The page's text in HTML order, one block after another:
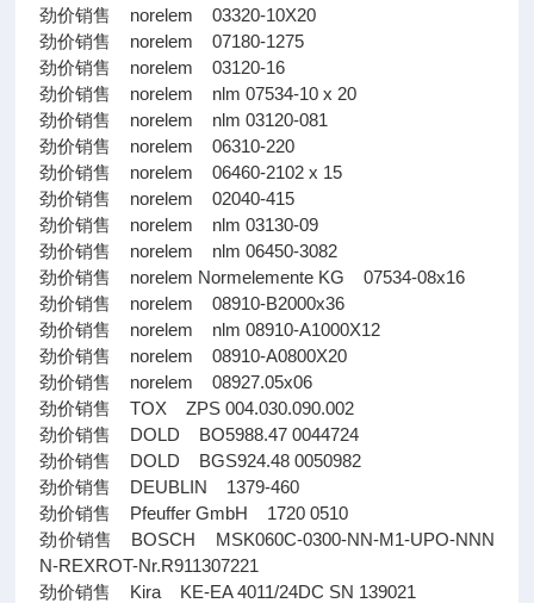
劲价销售 norelem 03320-10X20
劲价销售 norelem 07180-1275
劲价销售 norelem 03120-16
劲价销售 norelem nlm 07534-10 x 20
劲价销售 norelem nlm 03120-081
劲价销售 norelem 06310-220
劲价销售 norelem 06460-2102 x 15
劲价销售 norelem 02040-415
劲价销售 norelem nlm 03130-09
劲价销售 norelem nlm 06450-3082
劲价销售 norelem Normelemente KG 07534-08x16
劲价销售 norelem 08910-B2000x36
劲价销售 norelem nlm 08910-A1000X12
劲价销售 norelem 08910-A0800X20
劲价销售 norelem 08927.05x06
劲价销售 TOX ZPS 004.030.090.002
劲价销售 DOLD BO5988.47 0044724
劲价销售 DOLD BGS924.48 0050982
劲价销售 DEUBLIN 1379-460
劲价销售 Pfeuffer GmbH 1720 0510
劲价销售 BOSCH MSK060C-0300-NN-M1-UPO-NNN
N-REXROT-Nr.R911307221
劲价销售 Kira KE-EA 4011/24DC SN 139021